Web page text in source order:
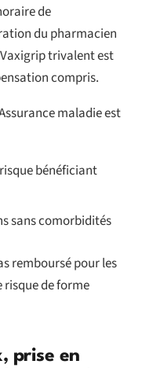
de
du pharmacien
trivalent est
compris.
maladie est
bénéficiant
sans comorbidités
remboursé pour les
risque de forme
prise en